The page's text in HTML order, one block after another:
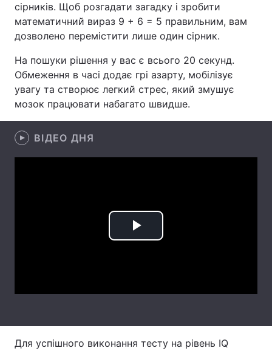
Здоров'я Туризм
Цікавинки Погода
Екологія Регіони
Лонгріди
сірників. Щоб розгадати загадку і зробити
математичний вираз 9 + 6 = 5 правильним, вам
дозволено перемістити лише один сірник.
На пошуки рішення у вас є всього 20 секунд.
Обмеження в часі додає грі азарту, мобілізує
увагу та створює легкий стрес, який змушує
мозок працювати набагато швидше.
ВІДЕО ДНЯ
Play
Для успішного виконання тесту на рівень IQ